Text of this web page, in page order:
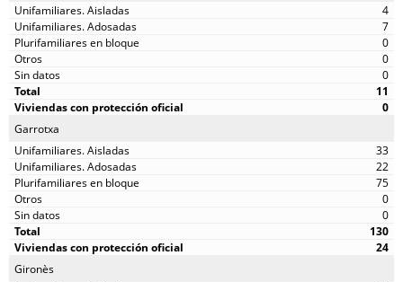
4
7
0
0
0
11
0
Garrotxa
33
22
75
0
0
130
24
Gironès